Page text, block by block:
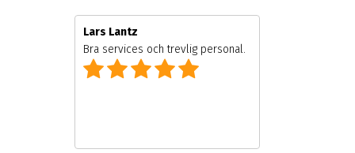
Lars Lantz
Bra services och trevlig personal.